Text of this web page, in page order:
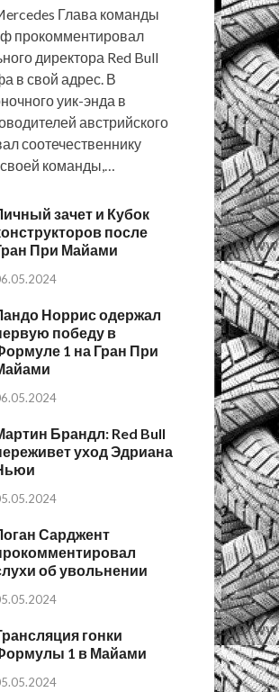
Глава команды
прокомментировал
директора Red Bull
в свой адрес. В
уик-энда в
австрийского
соотечественнику
команды,…
зачет и Кубок
после
При Майами
Норрис одержал
победу в
1 на Гран При
Брандл: Red Bull
уход Эдриана
Сарджент
об увольнении
гонки
1 в Майами